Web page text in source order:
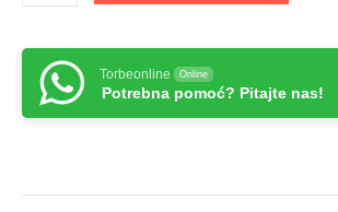
Torbeonline Online
Potrebna pomoć? Pitajte nas!